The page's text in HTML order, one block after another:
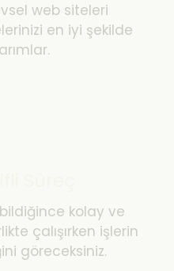
web siteleri
en iyi şekilde
kolay ve
çalışırken işlerin
göreceksiniz.